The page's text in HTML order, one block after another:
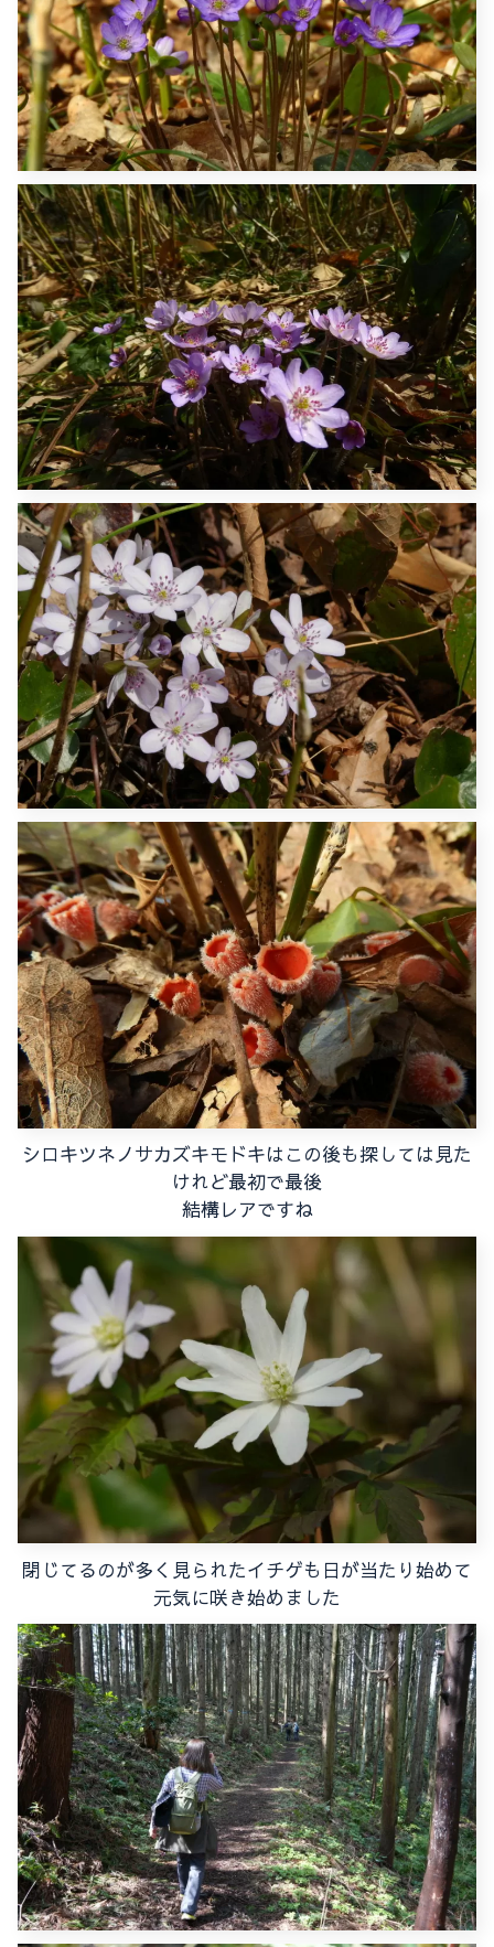
シロキツネノサカズキモドキはこの後も探しては見た
けれど最初で最後
結構レアですね
閉じてるのが多く見られたイチゲも日が当たり始めて
元気に咲き始めました